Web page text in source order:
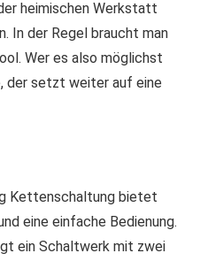
heimischen Werkstatt
In der Regel braucht man
Wer es also möglichst
der setzt weiter auf eine
Kettenschaltung bietet
eine einfache Bedienung.
ein Schaltwerk mit zwei